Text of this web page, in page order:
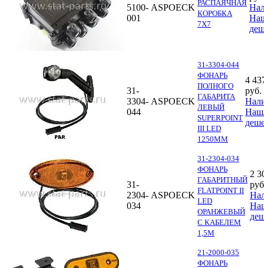
5100-
001
ASPOECK РАСПАЯЧНАЯ
КОРОБКА
7X7
31-
3304-
044
ASPOECK
31-3304-044
ФОНАРЬ
ПОЛНОГО
ГАБАРИТА
ЛЕВЫЙ
SUPERPOINT
III LED
1250ММ
4
руб.
31-
2304-
034
ASPOECK
31-2304-034
ФОНАРЬ
ГАБАРИТНЫЙ
FLATPOINT II
LED
ОРАНЖЕВЫЙ
С КАБЕЛЕМ
1,5М
2
21-2000-035
ФОНАРЬ